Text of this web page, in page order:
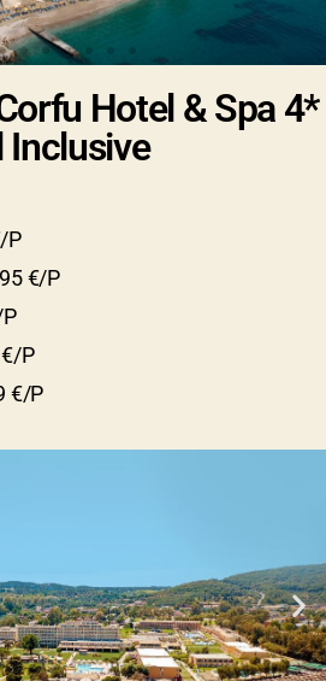
Hotel & Spa 4*
Inclusive
P
€/P
P
€/P